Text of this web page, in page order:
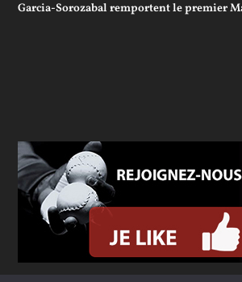
Garcia-Sorozabal remportent le premier